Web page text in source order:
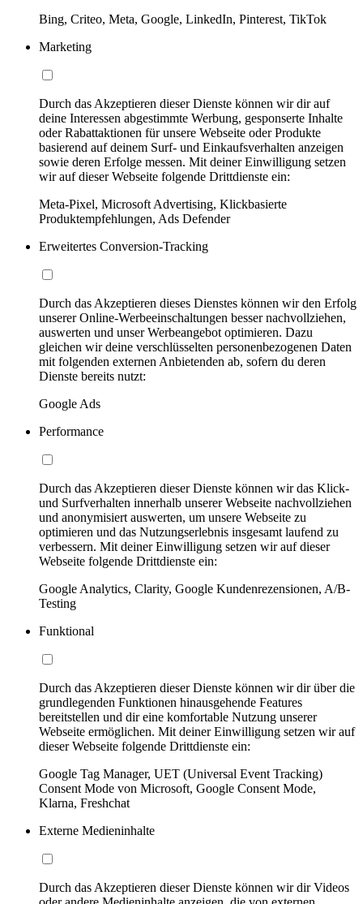
Bing, Criteo, Meta, Google, LinkedIn, Pinterest, TikTok
Marketing
Durch das Akzeptieren dieser Dienste können wir dir auf
deine Interessen abgestimmte Werbung, gesponserte Inhalte
oder Rabattaktionen für unsere Webseite oder Produkte
basierend auf deinem Surf- und Einkaufsverhalten anzeigen
sowie deren Erfolge messen. Mit deiner Einwilligung setzen
wir auf dieser Webseite folgende Drittdienste ein:
Meta-Pixel, Microsoft Advertising, Klickbasierte
Produktempfehlungen, Ads Defender
Erweitertes Conversion-Tracking
Durch das Akzeptieren dieses Dienstes können wir den Erfolg
unserer Online-Werbeeinschaltungen besser nachvollziehen,
auswerten und unser Werbeangebot optimieren. Dazu
gleichen wir deine verschlüsselten personenbezogenen Daten
mit folgenden externen Anbietenden ab, sofern du deren
Dienste bereits nutzt:
Google Ads
Performance
Durch das Akzeptieren dieser Dienste können wir das Klick-
und Surfverhalten innerhalb unserer Webseite nachvollziehen
und anonymisiert auswerten, um unsere Webseite zu
optimieren und das Nutzungserlebnis insgesamt laufend zu
verbessern. Mit deiner Einwilligung setzen wir auf dieser
Webseite folgende Drittdienste ein:
Google Analytics, Clarity, Google Kundenrezensionen, A/B-
Testing
Funktional
Durch das Akzeptieren dieser Dienste können wir dir über die
grundlegenden Funktionen hinausgehende Features
bereitstellen und dir eine komfortable Nutzung unserer
Webseite ermöglichen. Mit deiner Einwilligung setzen wir auf
dieser Webseite folgende Drittdienste ein:
Google Tag Manager, UET (Universal Event Tracking)
Consent Mode von Microsoft, Google Consent Mode,
Klarna, Freshchat
Externe Medieninhalte
Durch das Akzeptieren dieser Dienste können wir dir Videos